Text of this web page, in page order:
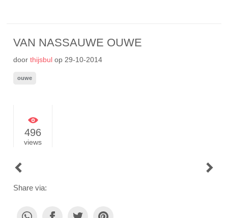
VAN NASSAUWE OUWE
doorthijsbul op29-10-2014
ouwe
496
views
POST
Share via: